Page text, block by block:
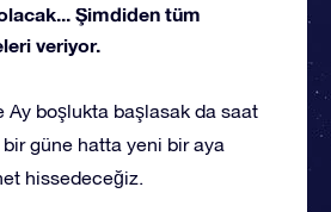
Şimdiden tüm
veriyor.
Ay boşlukta başlasak da saat
bir güne hatta yeni bir aya
hissedeceğiz.